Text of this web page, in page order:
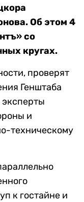
Об этом 4
со
кругах.
проверят
Генштаба
и
техническому
к гостайне и